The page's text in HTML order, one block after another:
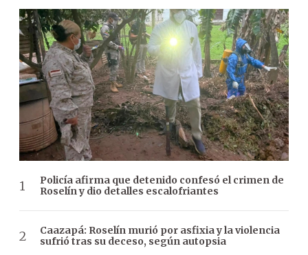
Policía afirma que detenido confesó el crimen de
Roselín y dio detalles escalofriantes
Caazapá: Roselín murió por asfixia y la violencia
sufrió tras su deceso, según autopsia